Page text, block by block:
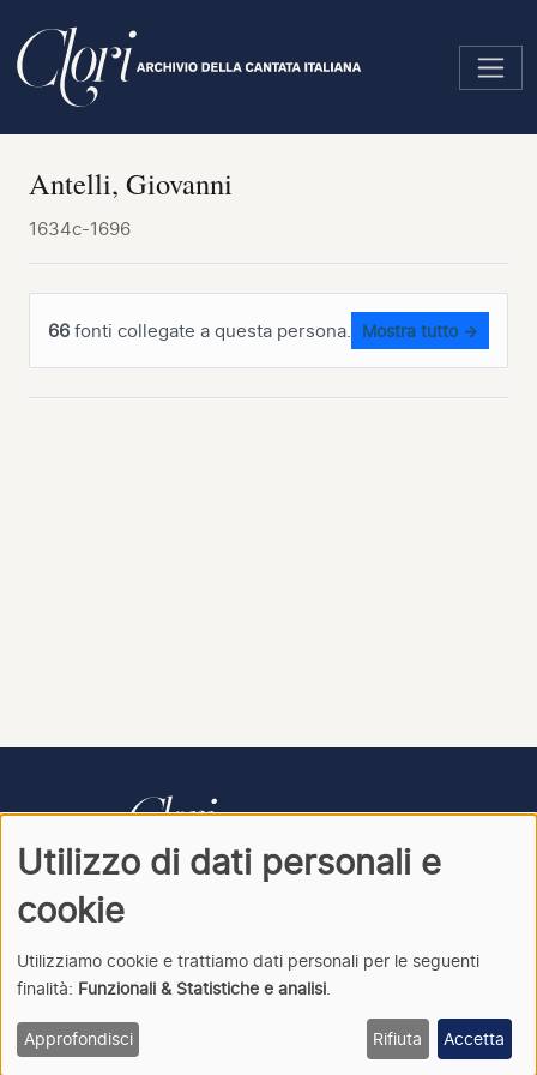
contenuto
principale
Antelli, Giovanni
1634c-1696
66 fonti collegate a questa persona. Mostra tutto →
CONTATTI PRIVACY
Clori · Archivio della cantata italiana · © 2026
Utilizzo di dati personali e
cookie
Utilizziamo cookie e trattiamo dati personali per le seguenti
finalità: Funzionali & Statistiche e analisi
Approfondisci Rifiuta Accetta